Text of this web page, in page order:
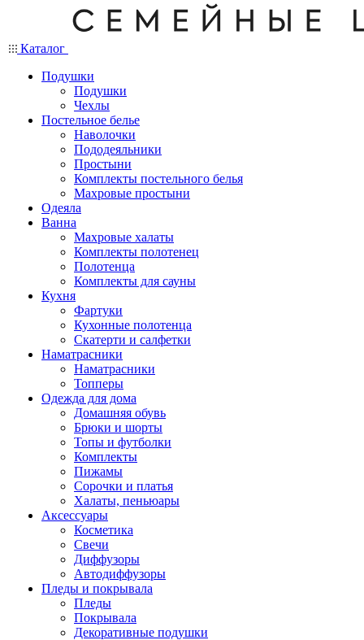
Каталог
Подушки
Подушки
Чехлы
Постельное белье
Наволочки
Пододеяльники
Простыни
Комплекты постельного белья
Махровые простыни
Одеяла
Ванна
Махровые халаты
Комплекты полотенец
Полотенца
Комплекты для сауны
Кухня
Фартуки
Кухонные полотенца
Скатерти и салфетки
Наматрасники
Наматрасники
Топперы
Одежда для дома
Домашняя обувь
Брюки и шорты
Топы и футболки
Комплекты
Пижамы
Сорочки и платья
Халаты, пеньюары
Аксессуары
Косметика
Свечи
Диффузоры
Автодиффузоры
Пледы и покрывала
Пледы
Покрывала
Декоративные подушки